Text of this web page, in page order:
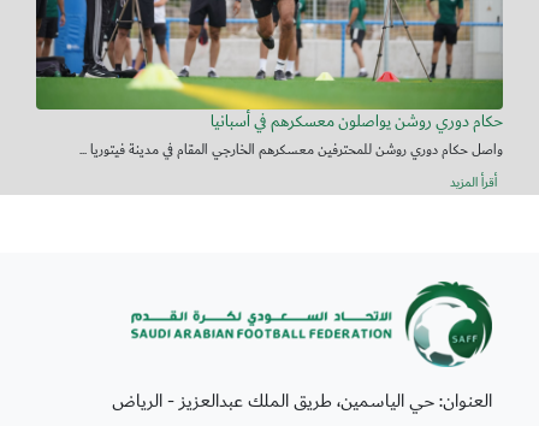
حكام دوري روشن يواصلون معسكرهم في أسبانيا
واصل حكام دوري روشن للمحترفين معسكرهم الخارجي المقام في مدينة فيتوريا ...
أقرأ المزيد
العنوان: حي الياسمين، طريق الملك عبدالعزيز - الرياض